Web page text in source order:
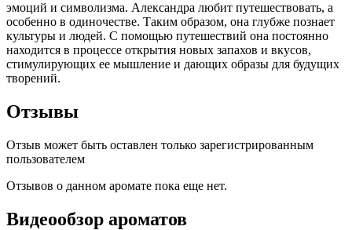
эмоций и символизма. Александра любит путешествовать, а
особенно в одиночестве. Таким образом, она глубже познает
культуры и людей. С помощью путешествий она постоянно
находится в процессе открытия новых запахов и вкусов,
стимулирующих ее мышление и дающих образы для будущих
творений.
Отзывы
Отзыв может быть оставлен только зарегистрированным
пользователем
Отзывов о данном аромате пока еще нет.
Видеообзор ароматов